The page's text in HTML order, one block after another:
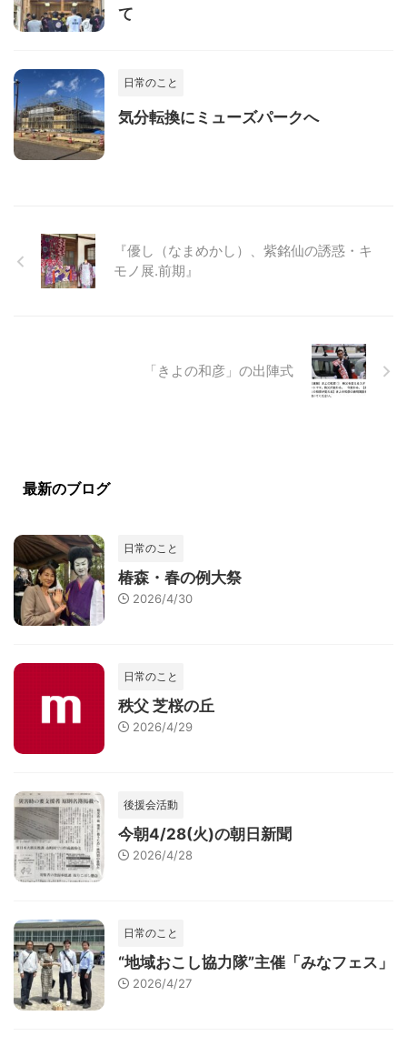
て
日常のこと
気分転換にミューズパークへ
『優し（なまめかし）、紫銘仙の誘惑・キ
モノ展.前期』
「きよの和彦」の出陣式
最新のブログ
日常のこと
椿森・春の例大祭
2026/4/30
日常のこと
秩父 芝桜の丘
2026/4/29
後援会活動
今朝4/28(火)の朝日新聞
2026/4/28
日常のこと
“地域おこし協力隊”主催「みなフェス」
2026/4/27